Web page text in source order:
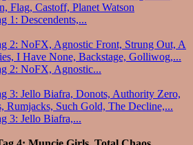
1: Descendents,...
2: NoFX, Agnostic...
3: Jello Biafra,...